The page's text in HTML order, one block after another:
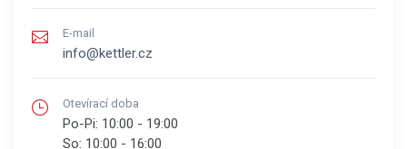
E-mail
info@kettler.cz
Otevírací doba
Po-Pi: 10:00 - 19:00
So: 10:00 - 16:00